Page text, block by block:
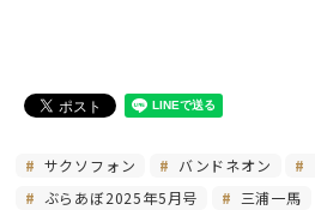
サクソフォン バンドネオン
ぶらあぼ2025年5月号
三浦一馬